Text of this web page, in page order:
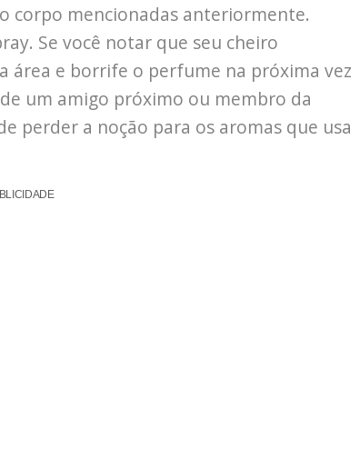
corpo mencionadas anteriormente.
Se você notar que seu cheiro
área e borrife o perfume na próxima vez
um amigo próximo ou membro da
perder a noção para os aromas que usa